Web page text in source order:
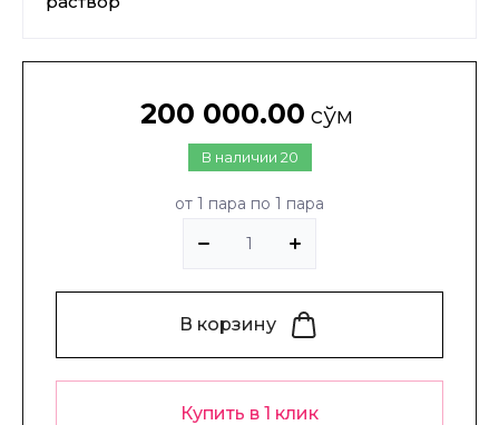
В наличии 20
200 000.00 сўм
от 1 пара по 1 пара
В корзину
Купить в 1 клик